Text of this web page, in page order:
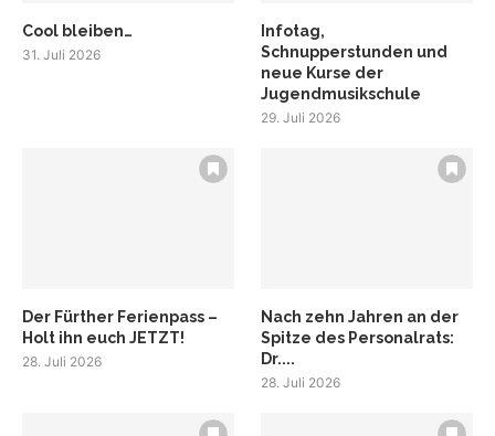
Cool bleiben…
31. Juli 2026
Infotag,
Schnupperstunden und
neue Kurse der
Jugendmusikschule
29. Juli 2026
Der Fürther Ferienpass –
Holt ihn euch JETZT!
28. Juli 2026
Nach zehn Jahren an der
Spitze des Personalrats:
Dr....
28. Juli 2026